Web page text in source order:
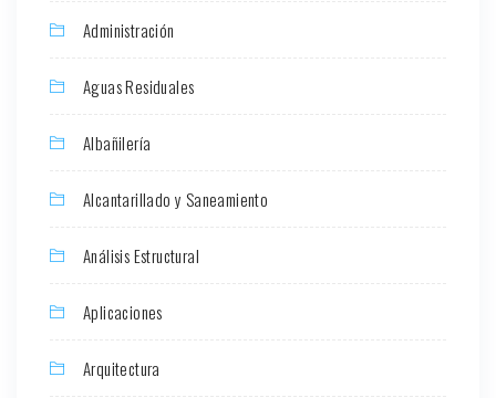
Administración
Aguas Residuales
Albañilería
Alcantarillado y Saneamiento
Análisis Estructural
Aplicaciones
Arquitectura